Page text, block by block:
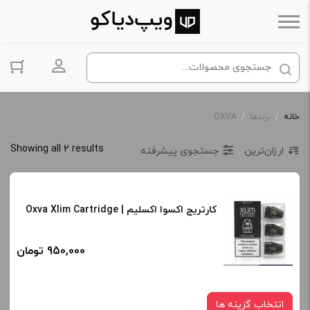
ورود به
خانه / برندها /
OXVA
Showing all 2 results ارزان‌ترین جستجوی پیشرفته
کارتریج اکسوا اکسلیم | Oxva Xlim Cartridge
950,000 تومان
انتخاب گزینه ها